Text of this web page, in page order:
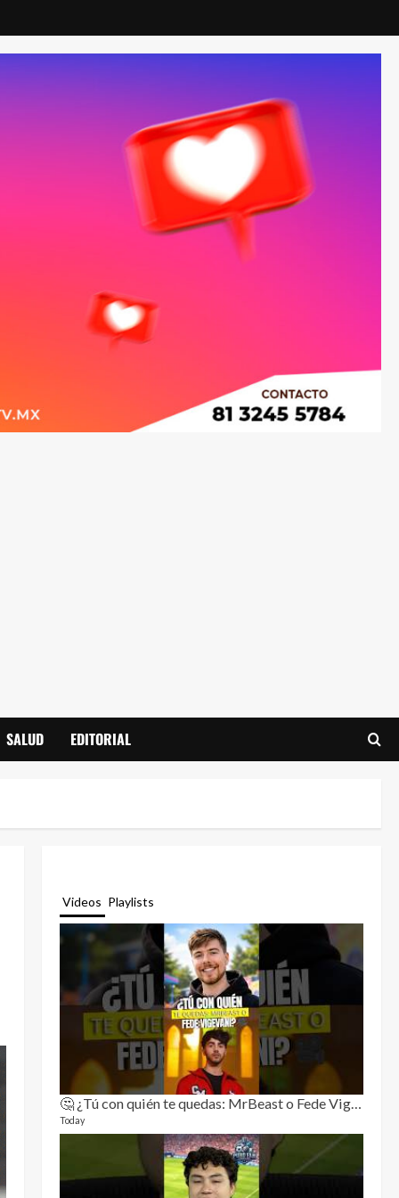
SALUD EDITORIAL
Videos Playlists
🤔 ¿Tú con quién te quedas: MrBeast o Fede Vigevani?🎥🔥
Today
3